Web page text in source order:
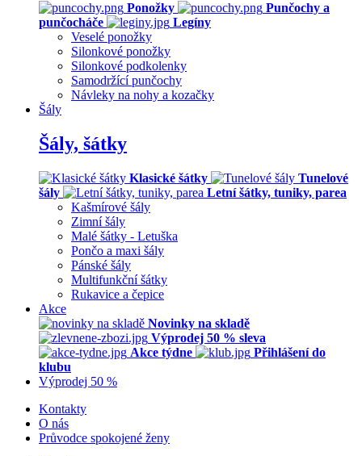
Ponožky
Punčochy a
punčocháče
Legíny
Veselé ponožky
Silonkové ponožky
Silonkové podkolenky
Samodržící punčochy
Návleky na nohy a kozačky
Šály
Šály, šátky
Klasické šátky
Tunelové
šály
Letní šátky, tuniky, parea
Kašmírové šály
Zimní šály
Malé šátky - Letuška
Pončo a maxi šály
Pánské šály
Multifunkční šátky
Rukavice a čepice
Akce
Novinky na skladě
Výprodej 50 % sleva
Akce týdne
Přihlášení do
klubu
Výprodej 50 %
Kontakty
O nás
Průvodce spokojené ženy